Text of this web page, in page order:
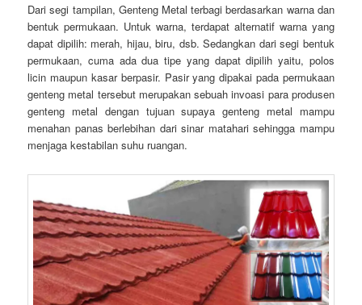
Dari segi tampilan, Genteng Metal terbagi berdasarkan warna dan
bentuk permukaan. Untuk warna, terdapat alternatif warna yang
dapat dipilih: merah, hijau, biru, dsb. Sedangkan dari segi bentuk
permukaan, cuma ada dua tipe yang dapat dipilih yaitu, polos
licin maupun kasar berpasir. Pasir yang dipakai pada permukaan
genteng metal tersebut merupakan sebuah invoasi para produsen
genteng metal dengan tujuan supaya genteng metal mampu
menahan panas berlebihan dari sinar matahari sehingga mampu
menjaga kestabilan suhu ruangan.